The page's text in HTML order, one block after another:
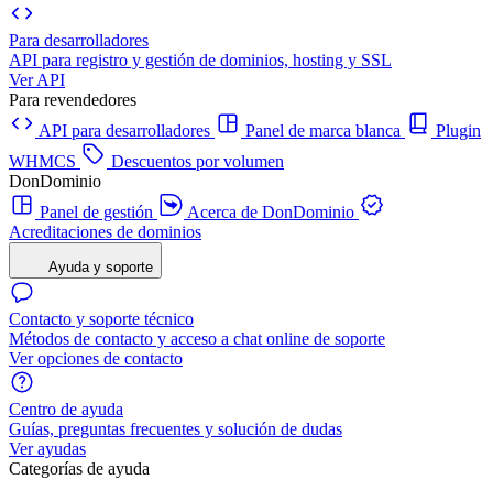
Para desarrolladores
API para registro y gestión de dominios, hosting y SSL
Ver API
Para revendedores
API para desarrolladores
Panel de marca blanca
Plugin
WHMCS
Descuentos por volumen
DonDominio
Panel de gestión
Acerca de DonDominio
Acreditaciones de dominios
Ayuda y soporte
Contacto y soporte técnico
Métodos de contacto y acceso a chat online de soporte
Ver opciones de contacto
Centro de ayuda
Guías, preguntas frecuentes y solución de dudas
Ver ayudas
Categorías de ayuda